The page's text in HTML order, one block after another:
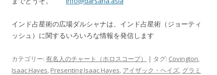
インド占星術の広場ダルシャナは、インド占星術（ジョーティ
ッシュ）に関するいろいろな情報を発信します
カテゴリー: 有名人のチャート（ホロスコープ） | タグ: Covington,
Isaac Hayes, Presenting Isaac Hayes, アイザック・ヘイズ, グラミ